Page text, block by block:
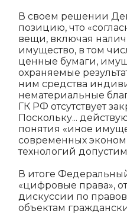
В своем решении
позицию, что
вещи, включая
имущество, в том
ценные бумаги,
охраняемые
ним средства
нематериальные
ГК РФ отсутствует
Поскольку...
понятия «иное
современных
технологий
В итоге
«цифровые права»,
дискуссии по
объектам